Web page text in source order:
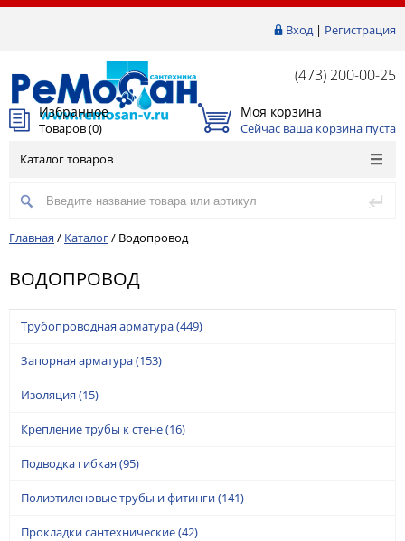
Вход| Регистрация
(473) 200-00-25
Избранное
Товаров (0)
Моя корзина
Сейчас ваша корзина пуста
Каталог товаров
Главная / Каталог/ Водопровод
ВОДОПРОВОД
Трубопроводная арматура(449)
Запорная арматура(153)
Изоляция (15)
Крепление трубы к стене(16)
Подводка гибкая (95)
Полиэтиленовые трубы и фитинги(141)
Прокладки сантехнические(42)